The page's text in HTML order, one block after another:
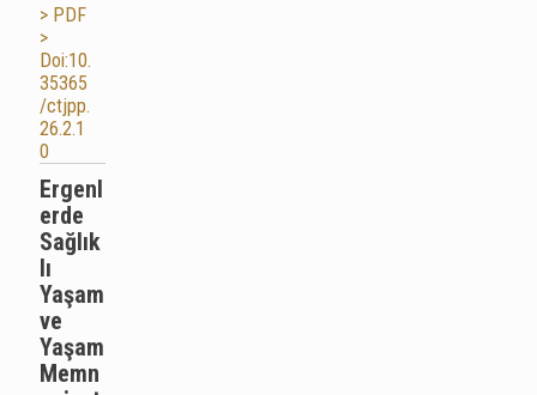
> PDF
>
Doi:10.
35365
/ctjpp.
26.2.1
0
Ergenl
erde
Sağlık
lı
Yaşam
ve
Yaşam
Memn